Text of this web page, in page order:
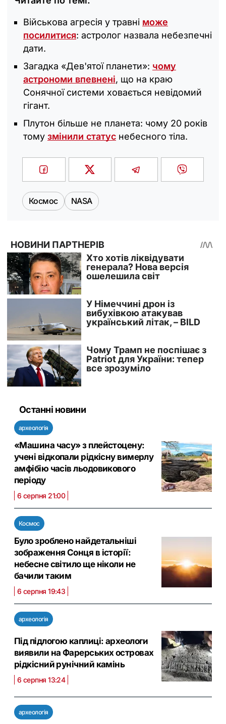
Військова агресія у травні може
посилитися: астролог назвала небезпечні
дати.
Загадка «Дев'ятої планети»: чому
астрономи впевнені, що на краю
Сонячної системи ховається невідомий
гігант.
Плутон більше не планета: чому 20 років
тому змінили статус небесного тіла.
Космос NASA
Останні новини
археологія
«Машина часу» з плейстоцену:
учені відкопали рідкісну вимерлу
амфібію часів льодовикового
періоду
6 серпня 21:00
Космос
Було зроблено найдетальніші
зображення Сонця в історії:
небесне світило ще ніколи не
бачили таким
6 серпня 19:43
археологія
Під підлогою каплиці: археологи
виявили на Фарерських островах
рідкісний рунічний камінь
6 серпня 13:24
археологія